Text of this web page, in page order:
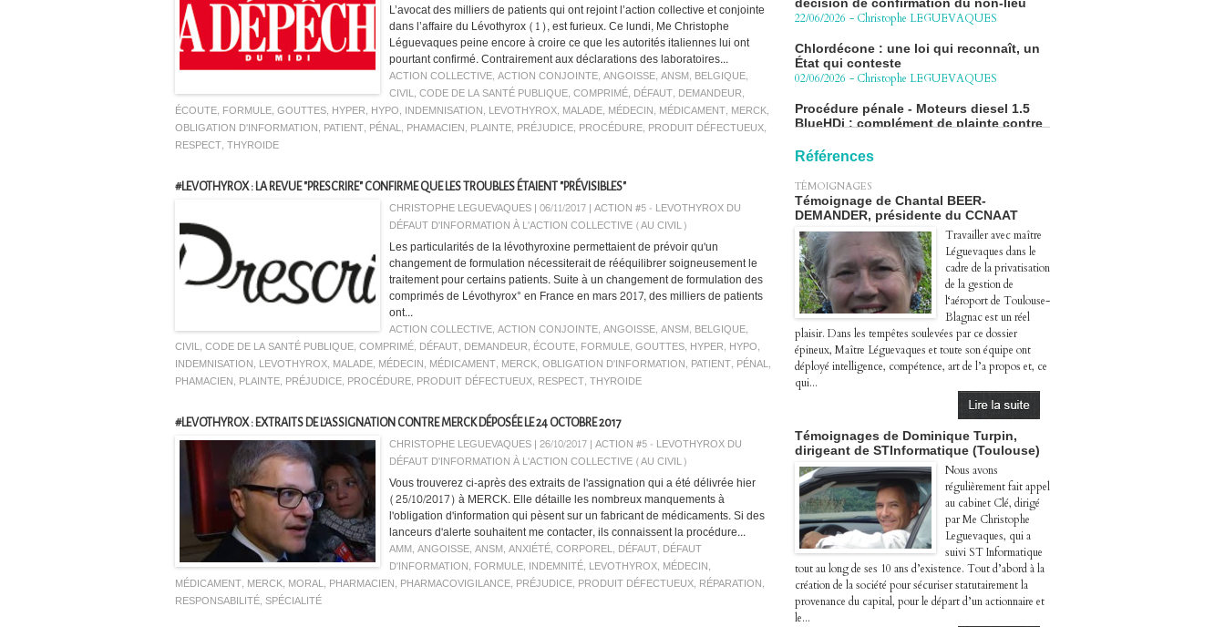
L’avocat des milliers de patients qui ont rejoint l’action collective et conjointe
dans l’affaire du Lévothyrox (1), est furieux. Ce lundi, Me Christophe
Léguevaques peine encore à croire ce que les autorités italiennes lui ont
pourtant confirmé. Contrairement aux déclarations des laboratoires...
ACTION COLLECTIVE, ACTION CONJOINTE, ANGOISSE, ANSM, BELGIQUE,
CIVIL, CODE DE LA SANTÉ PUBLIQUE, COMPRIMÉ, DÉFAUT, DEMANDEUR,
ÉCOUTE, FORMULE, GOUTTES, HYPER, HYPO, INDEMNISATION, LEVOTHYROX, MALADE, MÉDECIN, MÉDICAMENT, MERCK,
OBLIGATION D'INFORMATION, PATIENT, PÉNAL, PHAMACIEN, PLAINTE, PRÉJUDICE, PROCÉDURE, PRODUIT DÉFECTUEUX,
RESPECT, THYROIDE
#LEVOTHYROX : LA REVUE "PRESCRIRE" CONFIRME QUE LES TROUBLES ÉTAIENT "PRÉVISIBLES"
CHRISTOPHE LEGUEVAQUES | 06/11/2017 | ACTION #5 - LEVOTHYROX DU
DÉFAUT D'INFORMATION À L'ACTION COLLECTIVE (AU CIVIL)
Les particularités de la lévothyroxine permettaient de prévoir qu'un
changement de formulation nécessiterait de rééquilibrer soigneusement le
traitement pour certains patients. Suite à un changement de formulation des
comprimés de Lévothyrox° en France en mars 2017, des milliers de patients
ont...
ACTION COLLECTIVE, ACTION CONJOINTE, ANGOISSE, ANSM, BELGIQUE,
CIVIL, CODE DE LA SANTÉ PUBLIQUE, COMPRIMÉ, DÉFAUT, DEMANDEUR, ÉCOUTE, FORMULE, GOUTTES, HYPER, HYPO,
INDEMNISATION, LEVOTHYROX, MALADE, MÉDECIN, MÉDICAMENT, MERCK, OBLIGATION D'INFORMATION, PATIENT, PÉNAL,
PHAMACIEN, PLAINTE, PRÉJUDICE, PROCÉDURE, PRODUIT DÉFECTUEUX, RESPECT, THYROIDE
#LEVOTHYROX : EXTRAITS DE L'ASSIGNATION CONTRE MERCK DÉPOSÉE LE 24 OCTOBRE 2017
CHRISTOPHE LEGUEVAQUES | 26/10/2017 | ACTION #5 - LEVOTHYROX DU
DÉFAUT D'INFORMATION À L'ACTION COLLECTIVE (AU CIVIL)
Vous trouverez ci-après des extraits de l'assignation qui a été délivrée hier
(25/10/2017) à MERCK. Elle détaille les nombreux manquements à
l'obligation d'information qui pèsent sur un fabricant de médicaments. Si des
lanceurs d'alerte souhaitent me contacter, ils connaissent la procédure...
AMM, ANGOISSE, ANSM, ANXIÉTÉ, CORPOREL, DÉFAUT, DÉFAUT
D'INFORMATION, FORMULE, INDEMNITÉ, LEVOTHYROX, MÉDECIN,
MÉDICAMENT, MERCK, MORAL, PHARMACIEN, PHARMACOVIGILANCE, PRÉJUDICE, PRODUIT DÉFECTUEUX, RÉPARATION,
RESPONSABILITÉ, SPÉCIALITÉ
État qui conteste
Procédure pénale - Moteurs diesel 1.5
BlueHDi : complément de plainte contre
27/04/2026 -Christophe LEGUEVAQUES
presque) sur l'action collective ouverte
07/04/2026 -Christophe LEGUEVAQUES
Références
TÉMOIGNAGES
Témoignage de Chantal BEER-
DEMANDER, présidente du CCNAAT
Travailler avec maître
Léguevaques dans le
cadre de la privatisation
de la gestion de
l‘aéroport de Toulouse-
Blagnac est un réel
plaisir. Dans les tempêtes soulevées par ce dossier
épineux, Maître Léguevaques et toute son équipe ont
déployé intelligence, compétence, art de l’a propos et, ce
qui...
Témoignages de Dominique Turpin,
dirigeant de STInformatique (Toulouse)
Nous avons
régulièrement fait appel
au cabinet Clé, dirigé
par Me Christophe
Leguevaques, qui a
suivi ST Informatique
tout au long de ses 10 ans d’existence. Tout d’abord à la
création de la société pour sécuriser statutairement la
provenance du capital, pour le départ d’un actionnaire et
le...